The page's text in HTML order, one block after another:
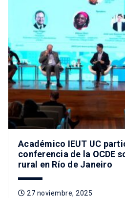
Académico IEUT UC
conferencia de la OCDE
rural en Río de Janeiro
27 noviembre, 2025